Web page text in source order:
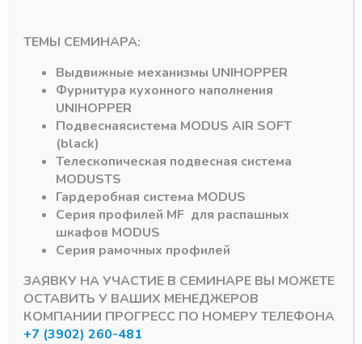
креплений
970,20₽
Артикул:Standart 37 la-
В наличии
547,05₽
Артикул: standart 39 B
Подпишитесь на рассылку акций
ТЕМЫ СЕМИНАРА:
Выдвижные механизмы UNIHOPPER
Фурнитура кухонного наполнения
UNIHOPPER
Подвеснаясистема MODUS AIR SOFT
(black)
Телескопическая подвесная система
MODUSTS
Гардеробная система MODUS
Серия профилей MF для распашных
шкафов MODUS
Серия рамочных профилей
ЗАЯВКУ НА УЧАСТИЕ В СЕМИНАРЕ ВЫ МОЖЕТЕ
ОСТАВИТЬ У ВАШИХ МЕНЕДЖЕРОВ
КОМПАНИИ ПРОГРЕСС ПО НОМЕРУ ТЕЛЕФОНА
+7 (3902) 260-481